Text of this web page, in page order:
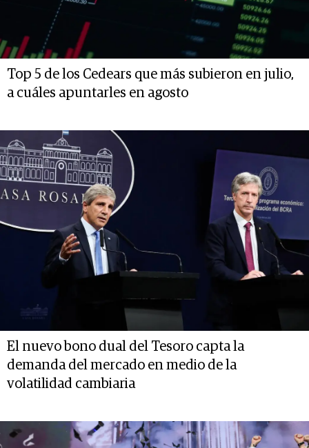
Top 5 de los Cedears que más subieron en julio,
a cuáles apuntarles en agosto
El nuevo bono dual del Tesoro capta la
demanda del mercado en medio de la
volatilidad cambiaria